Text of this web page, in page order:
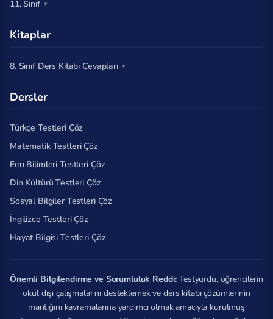
11. Sınıf
Kitaplar
8. Sınıf Ders Kitabı Cevapları
Dersler
Türkçe Testleri Çöz
Matematik Testleri Çöz
Fen Bilimleri Testleri Çöz
Din Kültürü Testleri Çöz
Sosyal Bilgiler Testleri Çöz
İngilizce Testleri Çöz
Hayat Bilgisi Testleri Çöz
Önemli Bilgilendirme ve Sorumluluk Reddi: Testyurdu, öğrencilerin
okul dışı çalışmalarını desteklemek ve ders kitabı çözümlerinin
mantığını kavramalarına yardımcı olmak amacıyla kurulmuş